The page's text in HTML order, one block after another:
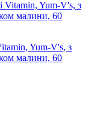
Yum-V's, з
малини, 60